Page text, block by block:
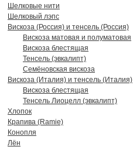
Шелковые нити
Шелковый лэпс
Вискоза (Россия) и тенсель (Россия)
Вискоза матовая и полуматовая
Вискоза блестящая
Тенсель (эвкалипт)
Семёновская вискоза
Вискоза (Италия) и тенсель (Италия)
Вискоза блестящая
Тенсель Лиоцелл (эвкалипт)
Хлопок
Крапива (Ramie)
Конопля
Лён